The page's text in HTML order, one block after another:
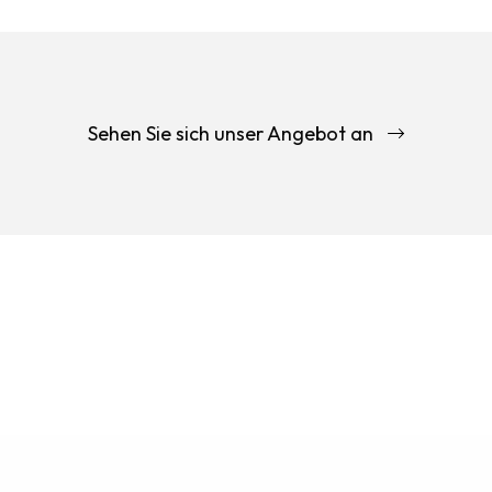
Sehen Sie sich unser Angebot an